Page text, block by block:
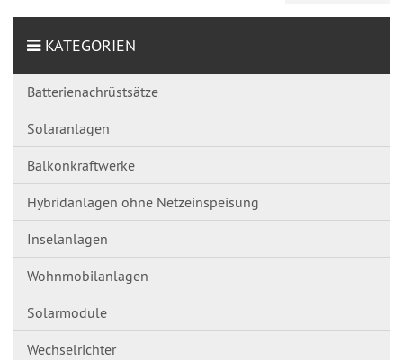
KATEGORIEN
Batterienachrüstsätze
Solaranlagen
Balkonkraftwerke
Hybridanlagen ohne Netzeinspeisung
Inselanlagen
Wohnmobilanlagen
Solarmodule
Wechselrichter